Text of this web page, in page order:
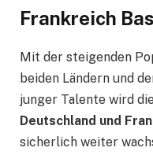
Frankreich
Mit der steigenden
beiden Ländern und
junger Talente wird
Deutschland und
sicherlich weiter